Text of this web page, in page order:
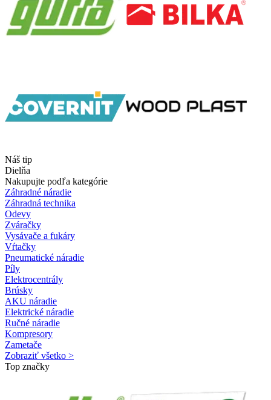
Náš tip
Dielňa
Nakupujte podľa kategórie
Záhradné náradie
Záhradná technika
Odevy
Zváračky
Vysávače a fukáry
Vŕtačky
Pneumatické náradie
Píly
Elektrocentrály
Brúsky
AKU náradie
Elektrické náradie
Ručné náradie
Kompresory
Zametače
Zobraziť všetko >
Top značky